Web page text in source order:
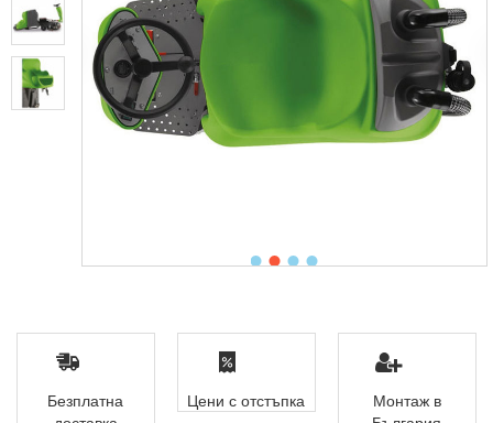
Безплатна
Цени с отстъпка
Монтаж в